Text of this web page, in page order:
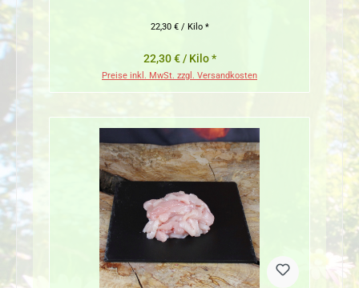
22,30 € / Kilo *
22,30 € / Kilo *
Preise inkl. MwSt. zzgl. Versandkosten